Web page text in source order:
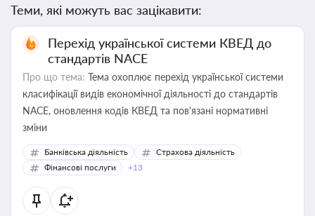
Теми, які можуть вас зацікавити:
Перехід української системи КВЕД до
стандартів NACE
Про що тема: Тема охоплює перехід української системи
класифікації видів економічної діяльності до стандартів
NACE, оновлення кодів КВЕД та пов'язані нормативні
зміни
Банківська діяльність
Страхова діяльність
Фінансові послуги
+13